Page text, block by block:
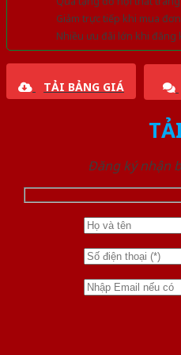
Giảm trực tiếp khi mua
Nhiều ưu đãi lớn khi
TẢI BẢNG GIÁ
Đăng ký nhận